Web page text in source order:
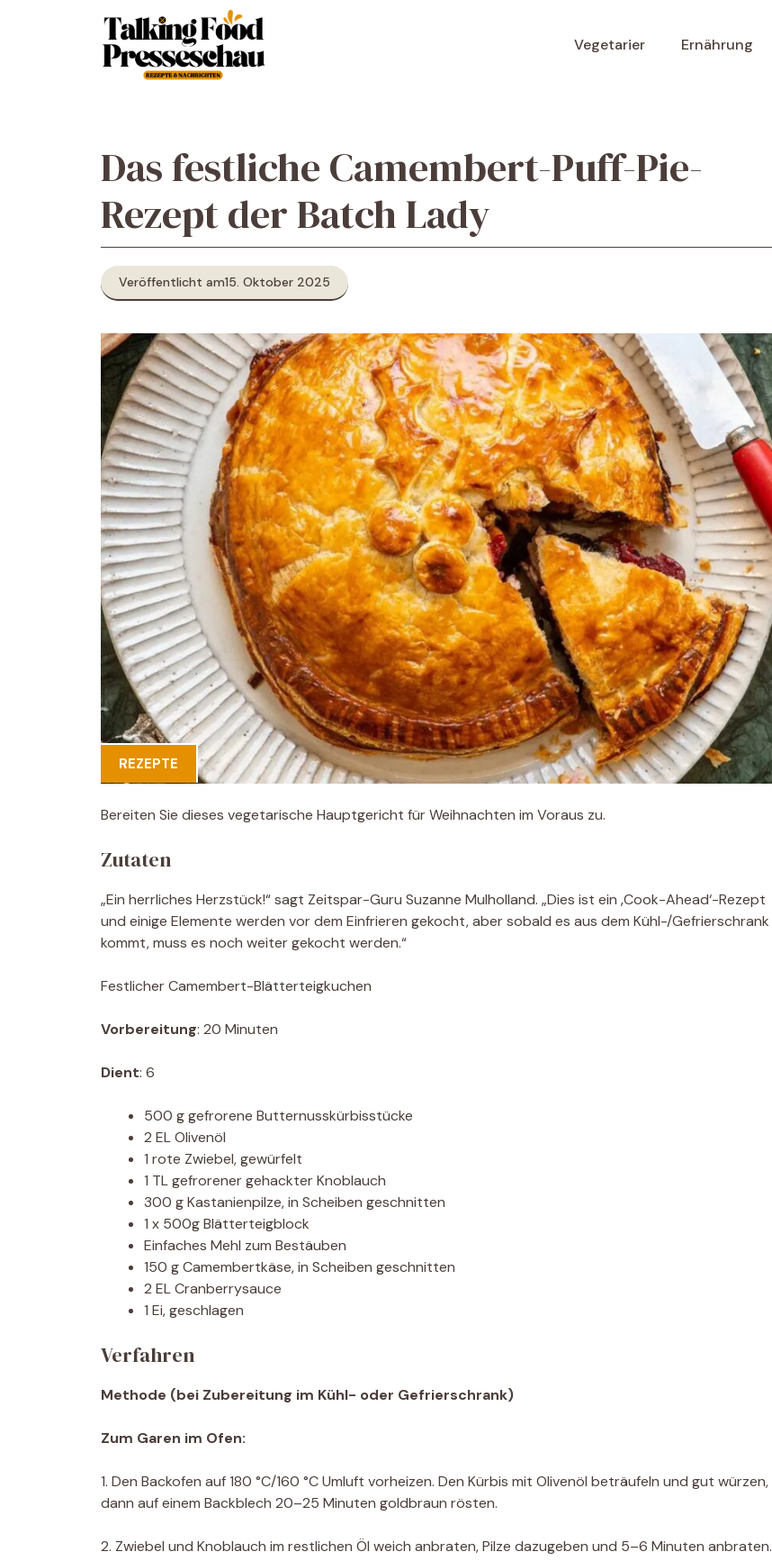
Vegetarier Ernährung
Das festliche Camembert-Puff-Pie-
Rezept der Batch Lady
Veröffentlicht am15. Oktober 2025
REZEPTE
Bereiten Sie dieses vegetarische Hauptgericht für Weihnachten im Voraus zu.
Zutaten
„Ein herrliches Herzstück!“ sagt Zeitspar-Guru Suzanne Mulholland. „Dies ist ein ‚Cook-Ahead‘-Rezept
und einige Elemente werden vor dem Einfrieren gekocht, aber sobald es aus dem Kühl-/Gefrierschrank
kommt, muss es noch weiter gekocht werden.“
Festlicher Camembert-Blätterteigkuchen
Vorbereitung: 20 Minuten
Dient: 6
500 g gefrorene Butternusskürbisstücke
2 EL Olivenöl
1 rote Zwiebel, gewürfelt
1 TL gefrorener gehackter Knoblauch
300 g Kastanienpilze, in Scheiben geschnitten
1 x 500g Blätterteigblock
Einfaches Mehl zum Bestäuben
150 g Camembertkäse, in Scheiben geschnitten
2 EL Cranberrysauce
1 Ei, geschlagen
Verfahren
Methode (bei Zubereitung im Kühl- oder Gefrierschrank)
Zum Garen im Ofen:
1. Den Backofen auf 180 °C/160 °C Umluft vorheizen. Den Kürbis mit Olivenöl beträufeln und gut würzen,
dann auf einem Backblech 20–25 Minuten goldbraun rösten.
2. Zwiebel und Knoblauch im restlichen Öl weich anbraten, Pilze dazugeben und 5–6 Minuten anbraten.